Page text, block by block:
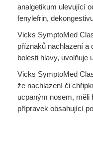
analgetikum ulevující
fenylefrin,
Vicks SymptoMed
příznaků nachlazení a
bolesti hlavy, uvolňuje
Vicks SymptoMed
že nachlazení či
ucpaným nosem,
přípravek obsahující